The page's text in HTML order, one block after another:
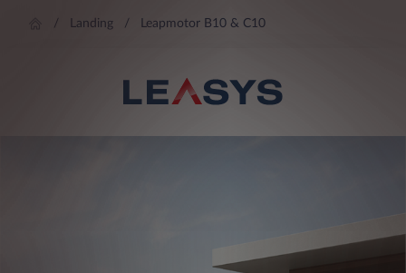
Landing Leapmotor B10 & C10